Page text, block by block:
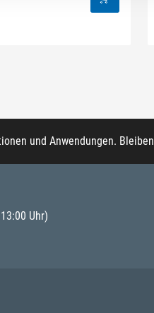
und Anwendungen.
Uhr)